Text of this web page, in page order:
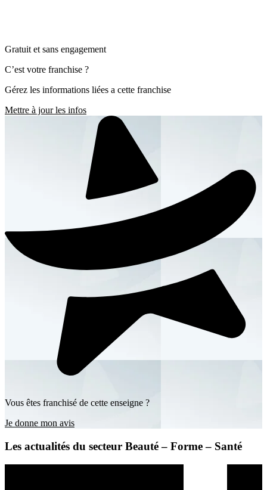
Gratuit et sans engagement
C’est votre franchise ?
Gérez les informations liées a cette franchise
Mettre à jour les infos
Vous êtes franchisé de cette enseigne ?
Je donne mon avis
Les actualités du secteur Beauté – Forme – Santé